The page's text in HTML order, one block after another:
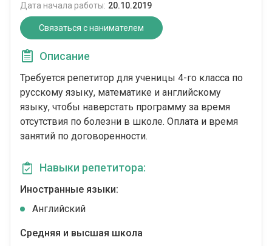
Дата начала работы: 20.10.2019
Связаться с нанимателем
Описание
Требуется репетитор для ученицы 4-го класса по
русскому языку, математике и английскому
языку, чтобы наверстать программу за время
отсутствия по болезни в школе. Оплата и время
занятий по договоренности.
Навыки репетитора:
Иностранные языки:
Английский
Средняя и высшая школа